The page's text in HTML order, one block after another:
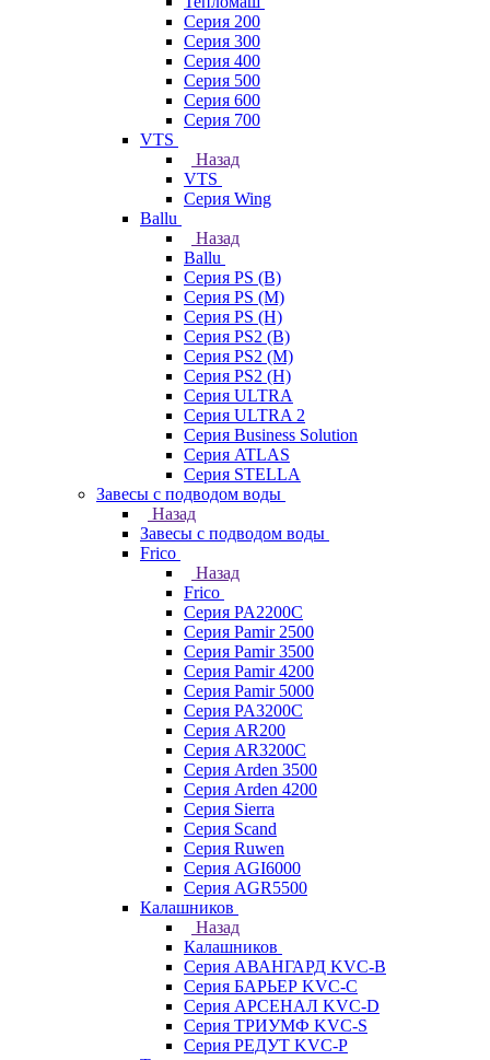
Серия 200
Серия 300
Серия 400
Серия 500
Серия 600
Серия 700
VTS
Назад
VTS
Серия Wing
Ballu
Назад
Ballu
Серия PS (B)
Серия PS (M)
Серия PS (H)
Серия PS2 (B)
Серия PS2 (M)
Серия PS2 (H)
Серия ULTRA
Серия ULTRA 2
Серия Business Solution
Серия ATLAS
Серия STELLA
Завесы с подводом воды
Назад
Завесы с подводом воды
Frico
Назад
Frico
Серия PA2200C
Серия Pamir 2500
Серия Pamir 3500
Серия Pamir 4200
Серия Pamir 5000
Серия PA3200C
Серия AR200
Серия AR3200C
Серия Arden 3500
Серия Arden 4200
Серия Sierra
Серия Scand
Серия Ruwen
Серия AGI6000
Серия AGR5500
Калашников
Назад
Калашников
Серия АВАНГАРД KVC-B
Серия БАРЬЕР KVC-C
Серия АРСЕНАЛ KVC-D
Серия ТРИУМФ KVC-S
Серия РЕДУТ KVC-P